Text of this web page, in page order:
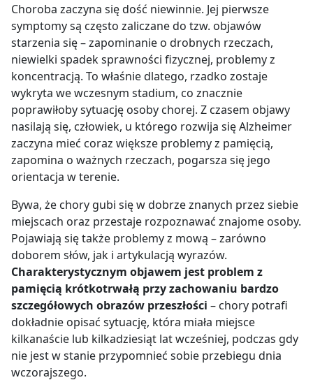
Choroba zaczyna się dość niewinnie. Jej pierwsze
symptomy są często zaliczane do tzw. objawów
starzenia się – zapominanie o drobnych rzeczach,
niewielki spadek sprawności fizycznej, problemy z
koncentracją. To właśnie dlatego, rzadko zostaje
wykryta we wczesnym stadium, co znacznie
poprawiłoby sytuację osoby chorej. Z czasem objawy
nasilają się, człowiek, u którego rozwija się Alzheimer
zaczyna mieć coraz większe problemy z pamięcią,
zapomina o ważnych rzeczach, pogarsza się jego
orientacja w terenie.
Bywa, że chory gubi się w dobrze znanych przez siebie
miejscach oraz przestaje rozpoznawać znajome osoby.
Pojawiają się także problemy z mową – zarówno
doborem słów, jak i artykulacją wyrazów.
Charakterystycznym objawem jest problem z
pamięcią krótkotrwałą przy zachowaniu bardzo
szczegółowych obrazów przeszłości – chory potrafi
dokładnie opisać sytuację, która miała miejsce
kilkanaście lub kilkadziesiąt lat wcześniej, podczas gdy
nie jest w stanie przypomnieć sobie przebiegu dnia
wczorajszego.